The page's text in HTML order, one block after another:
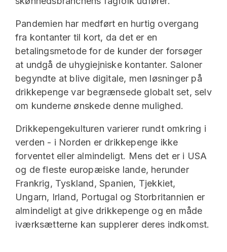
Pandemien har medført en hurtig overgang
fra kontanter til kort, da det er en
betalingsmetode for de kunder der forsøger
at undgå de uhygiejniske kontanter. Saloner
begyndte at blive digitale, men løsninger på
drikkepenge var begrænsede globalt set, selv
om kunderne ønskede denne mulighed.
Drikkepengekulturen varierer rundt omkring i
verden - i Norden er drikkepenge ikke
forventet eller almindeligt. Mens det er i USA
og de fleste europæiske lande, herunder
Frankrig, Tyskland, Spanien, Tjekkiet,
Ungarn, Irland, Portugal og Storbritannien er
almindeligt at give drikkepenge og en måde
iværksætterne kan supplerer deres indkomst.